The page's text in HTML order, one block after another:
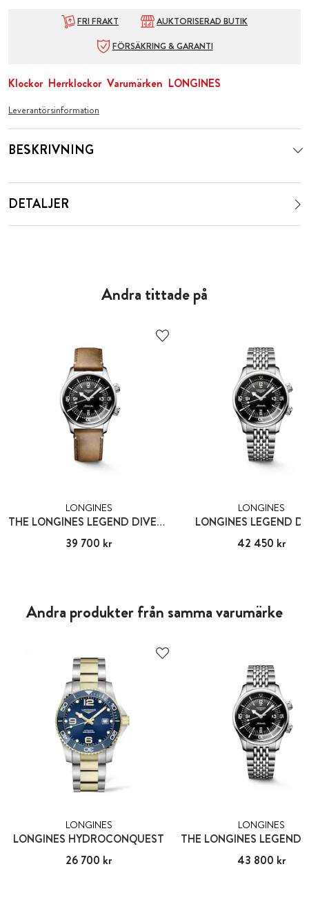
FRI FRAKT
AUKTORISERAD BUTIK
FÖRSÄKRING & GARANTI
Klockor Herrklockor Varumärken LONGINES
Leverantörsinformation
BESKRIVNING
DETALJER
Andra tittade på
LONGINES
THE LONGINES LEGEND DIVER WATCH
Pris:39 700 kr
39 700 kr
LONGINES
LONGINES LEGEND
Pris:42 450 kr
42 450 kr
Andra produkter från samma varumärke
LONGINES
LONGINES HYDROCONQUEST
Pris:26 700 kr
26 700 kr
LONGINES
Pris:43 800 kr
43 800 kr